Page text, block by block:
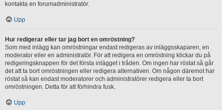
kontakta en forumadministratör.
Upp
Hur redigerar eller tar jag bort en omröstning?
Som med inlägg kan omröstningar endast redigeras av inläggsskaparen, en
moderator eller en administratör. För att redigera en omröstning klickar du på
redigeringsknappen för det första inlägget i tråden. Om ingen har röstat så går
det att ta bort omröstningen eller redigera alternativen. Om någon däremot har
röstat så kan endast moderatorer och administratörer redigera eller ta bort
omröstningen. Detta för att förhindra fusk.
Upp